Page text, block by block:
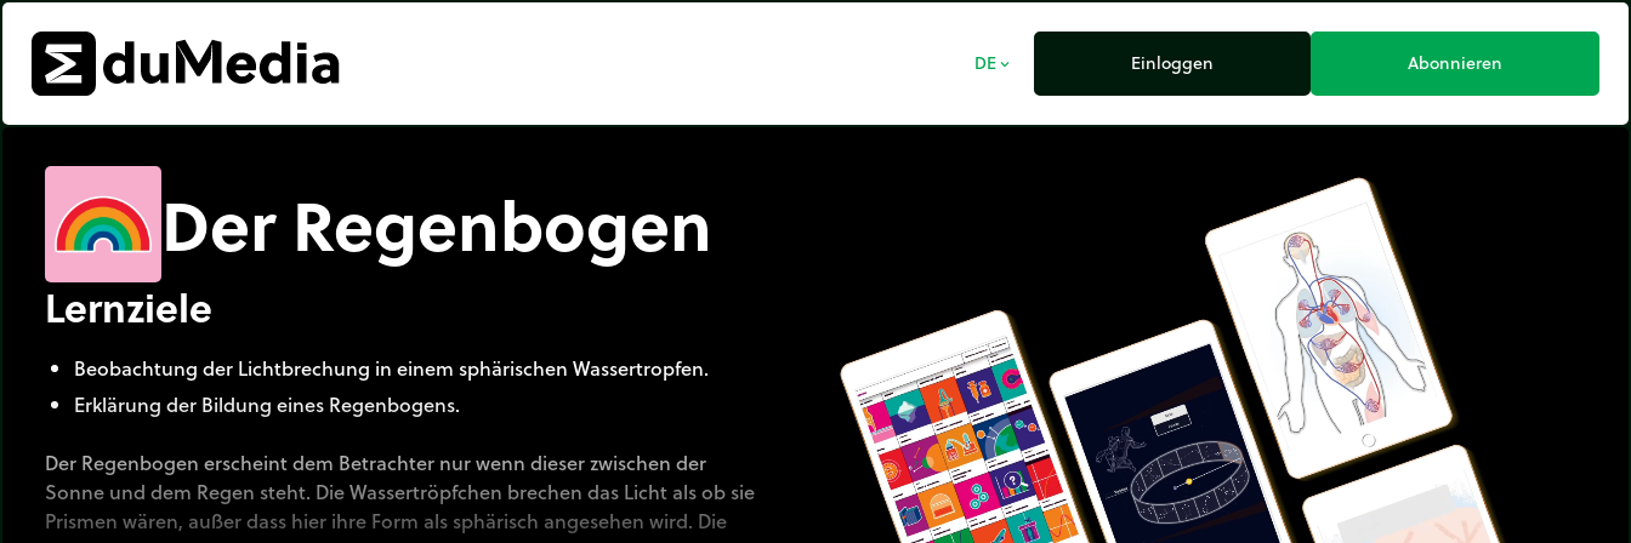
DE expand_more Einloggen Abonnieren
Der Regenbogen
Lernziele
Beobachtung der Lichtbrechung in einem sphärischen Wassertropfen.
Erklärung der Bildung eines Regenbogens.
Der Regenbogen erscheint dem Betrachter nur wenn dieser zwischen der
Sonne und dem Regen steht. Die Wassertröpfchen brechen das Licht als ob sie
Prismen wären, außer dass hier ihre Form als sphärisch angesehen wird. Die